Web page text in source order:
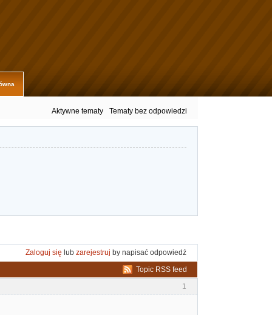
Aktywne tematy Tematy bez odpowiedzi
Zaloguj się lub zarejestruj by napisać odpowiedź
Topic RSS feed
1